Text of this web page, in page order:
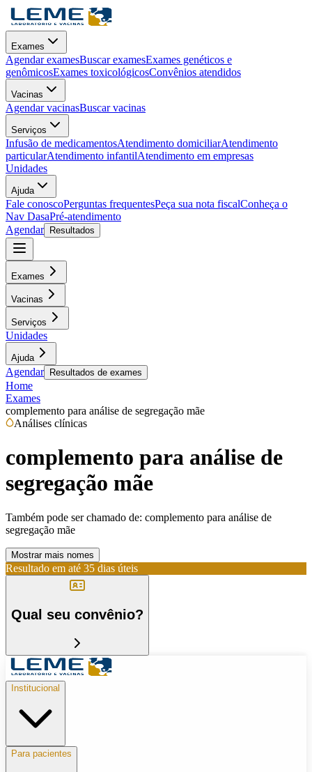
Exames
Agendar examesBuscar examesExames genéticos e
genômicosExames toxicológicosConvênios atendidos
Vacinas
Agendar vacinasBuscar vacinas
Serviços
Infusão de medicamentosAtendimento domiciliarAtendimento
particularAtendimento infantilAtendimento em empresas
Unidades
Ajuda
Fale conoscoPerguntas frequentesPeça sua nota fiscalConheça o
Nav DasaPré-atendimento
Agendar
Resultados
Exames
Vacinas
Serviços
Unidades
Ajuda
Agendar Resultados de exames
Home
Exames
complemento para análise de segregação mãe
Análises clínicas
complemento para análise de
segregação mãe
Também pode ser chamado de: complemento para análise de
segregação mãe
Mostrar mais nomes
Resultado em até 35 dias úteis
Qual seu convênio?
Institucional
Para pacientes